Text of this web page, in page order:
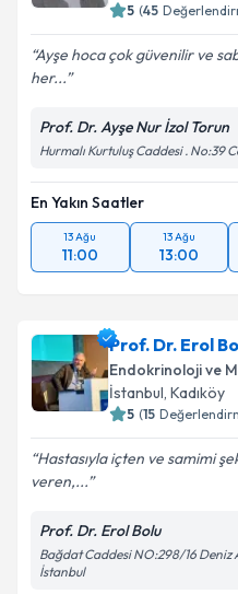
'ni okudum
kapsamda
5 (45
Ayşe hoca çok güvenilir ve
her...
Prof. Dr. Ayşe Nur İzol Torun
Hurmalı Kurtuluş Caddesi . No:39
En Yakın Saatler
13 Ağu
11:00
13 Ağu
13:00
Prof. Dr. Erol
Endokrinoloji ve
İstanbul, Kadıköy
5 (15
Hastasıyla içten ve samimi
veren,...
Prof. Dr. Erol Bolu
Bağdat Caddesi NO:298/16
İstanbul